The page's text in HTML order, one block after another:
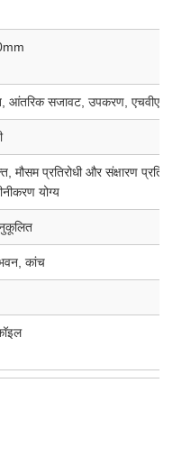
सजावट, उपकरण, एचवीएसी,
मौसम प्रतिरोधी और संक्षारण
योग्य
कांच